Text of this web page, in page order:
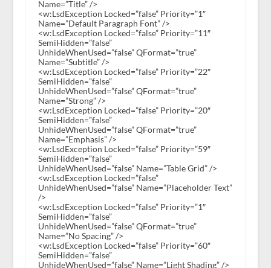
Name=”Title” />
<w:LsdException Locked=”false” Priority=”1″
Name=”Default Paragraph Font” />
<w:LsdException Locked=”false” Priority=”11″
SemiHidden=”false”
UnhideWhenUsed=”false” QFormat=”true”
Name=”Subtitle” />
<w:LsdException Locked=”false” Priority=”22″
SemiHidden=”false”
UnhideWhenUsed=”false” QFormat=”true”
Name=”Strong” />
<w:LsdException Locked=”false” Priority=”20″
SemiHidden=”false”
UnhideWhenUsed=”false” QFormat=”true”
Name=”Emphasis” />
<w:LsdException Locked=”false” Priority=”59″
SemiHidden=”false”
UnhideWhenUsed=”false” Name=”Table Grid” />
<w:LsdException Locked=”false”
UnhideWhenUsed=”false” Name=”Placeholder Text”
/>
<w:LsdException Locked=”false” Priority=”1″
SemiHidden=”false”
UnhideWhenUsed=”false” QFormat=”true”
Name=”No Spacing” />
<w:LsdException Locked=”false” Priority=”60″
SemiHidden=”false”
UnhideWhenUsed=”false” Name=”Light Shading” />